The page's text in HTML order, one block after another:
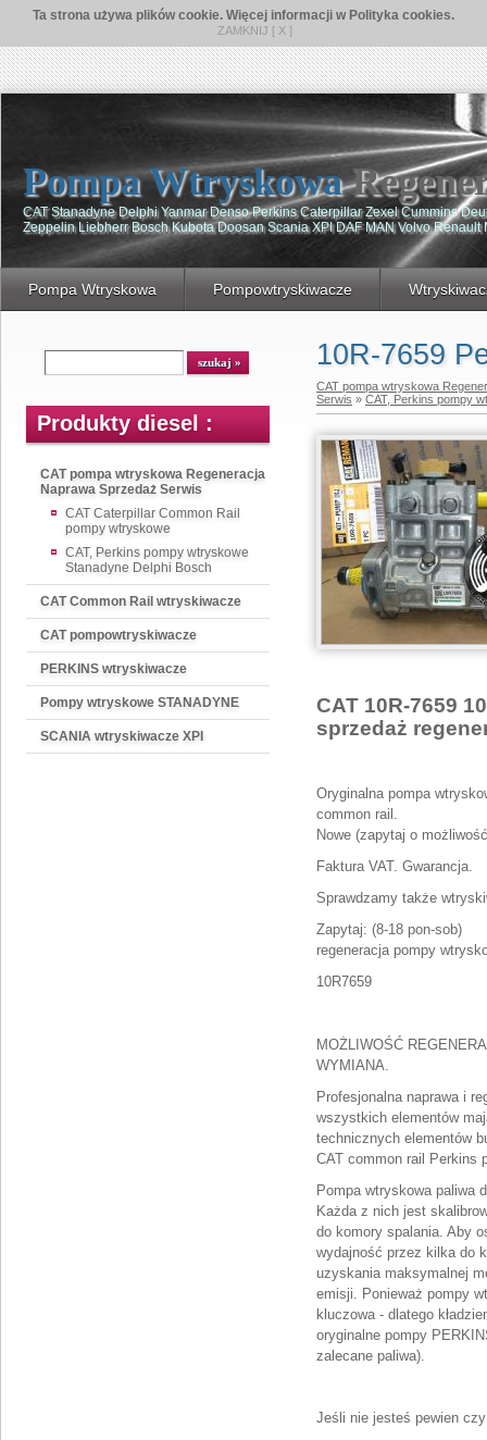
Ta strona używa plików cookie. Więcej informacji w Polityka cookies.
ZAMKNIJ [ X ]
Pompa Wtryskowa
CAT Stanadyne Delphi Yanmar Denso Perkins Caterpillar Zexel Cummins
Zeppelin Liebherr Bosch Kubota Doosan Scania XPI DAF MAN Volvo Renault
Pompa Wtryskowa Pompowtryskiwacze
Produkty diesel :
CAT pompa wtryskowa Regeneracja
Naprawa Sprzedaż Serwis
CAT Caterpillar Common Rail
pompy wtryskowe
CAT, Perkins pompy wtryskowe
Stanadyne Delphi Bosch
CAT Common Rail wtryskiwacze
CAT pompowtryskiwacze
PERKINS wtryskiwacze
Pompy wtryskowe STANADYNE
SCANIA wtryskiwacze XPI
10R-7659
CAT pompa wtryskowa
Serwis » CAT, Perkins pompy
CAT 10R-7659
sprzedaż
Oryginalna pompa
common rail.
Nowe (zapytaj o
Faktura VAT. Gwarancja.
Sprawdzamy także
Zapytaj: (8-18 pon-sob)
regeneracja pompy
10R7659
MOŻLIWOŚĆ
WYMIANA.
Profesjonalna naprawa i
wszystkich elementów
technicznych elementów
CAT common rail Perkins
Pompa wtryskowa paliwa
Każda z nich jest
do komory spalania. Aby
wydajność przez kilka do
uzyskania maksymalnej
emisji. Ponieważ pompy
kluczowa - dlatego
oryginalne pompy
zalecane paliwa).
Jeśli nie jesteś pewien